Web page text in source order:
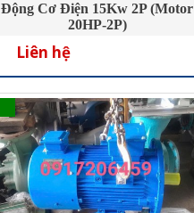
Động Cơ Điện 15Kw 2P (motor
20HP-2P)
Liên hệ